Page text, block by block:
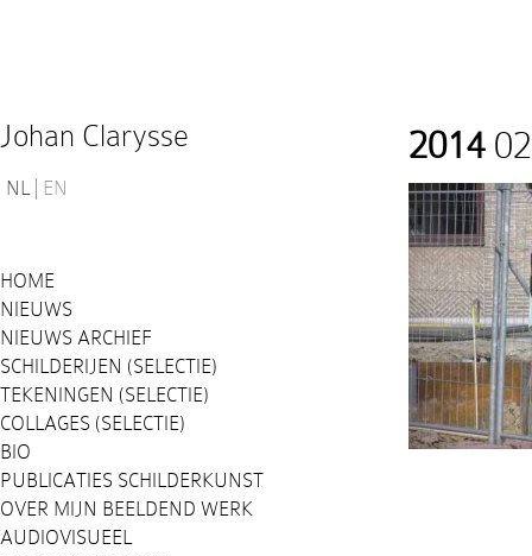
Johan Clarysse
NL EN
HOME
NIEUWS
NIEUWS ARCHIEF
SCHILDERIJEN (SELECTIE)
TEKENINGEN (SELECTIE)
COLLAGES (SELECTIE)
BIO
PUBLICATIES SCHILDERKUNST
OVER MIJN BEELDEND WERK
AUDIOVISUEEL
2014